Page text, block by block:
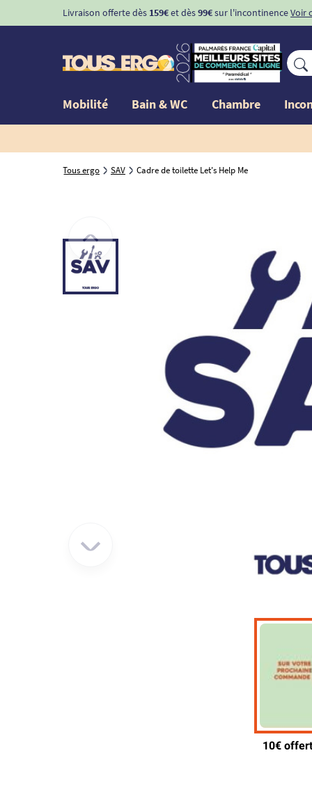
Livraison offerte dès 159€et dès99€sur l'incontinenceVoir
Mobilité Bain & WC Chambre
Tous ergo SAV Cadre de toilette Let's Help Me